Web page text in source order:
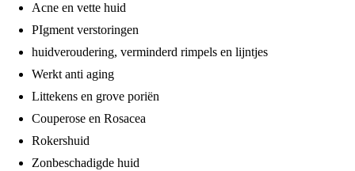
Acne en vette huid
PIgment verstoringen
huidveroudering, verminderd rimpels en lijntjes
Werkt anti aging
Littekens en grove poriën
Couperose en Rosacea
Rokershuid
Zonbeschadigde huid